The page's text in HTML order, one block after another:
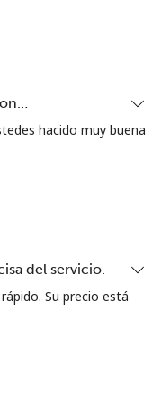
por ⁦£10⁩ -
hacido muy buena
del servicio.
Su precio está